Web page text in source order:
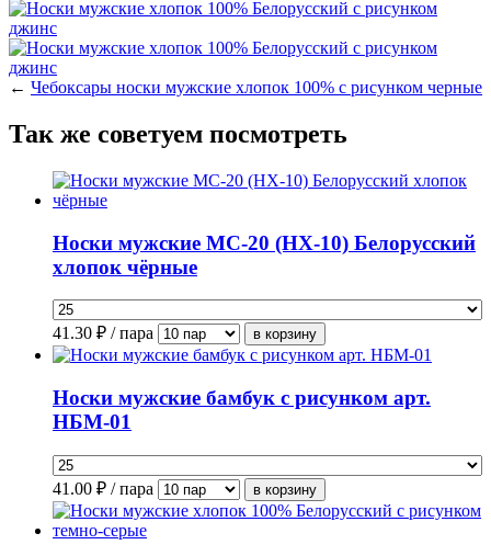
← Чебоксары носки мужские хлопок 100% с рисунком черные
Так же советуем посмотреть
Носки мужские МС-20 (НХ-10) Белорусский
хлопок чёрные
41.30 ₽ / пара
Носки мужские бамбук с рисунком арт.
НБМ-01
41.00 ₽ / пара